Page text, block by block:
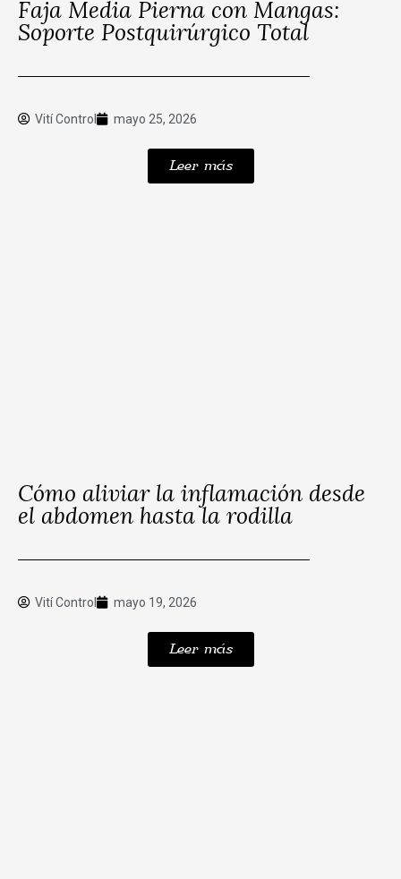
Faja Media Pierna con Mangas:
Soporte Postquirúrgico Total
Vití Control mayo 25, 2026
Leer más
Cómo aliviar la inflamación desde
el abdomen hasta la rodilla
Vití Control mayo 19, 2026
Leer más